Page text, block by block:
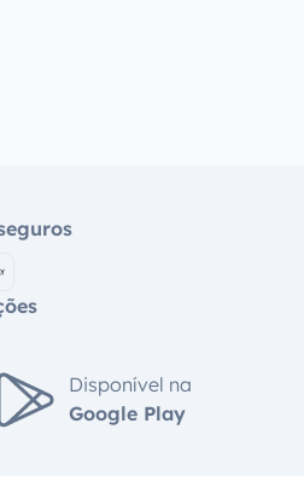
Disponível na
Google Play